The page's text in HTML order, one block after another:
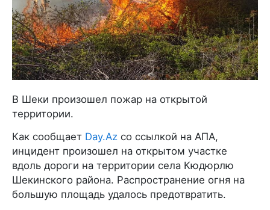
В Шеки произошел пожар на открытой
территории.
Как сообщает Day.Az со ссылкой на АПА,
инцидент произошел на открытом участке
вдоль дороги на территории села Кюдюрлю
Шекинского района. Распространение огня на
большую площадь удалось предотвратить.